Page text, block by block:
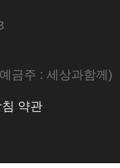
금주 : 세상과함께)
약관